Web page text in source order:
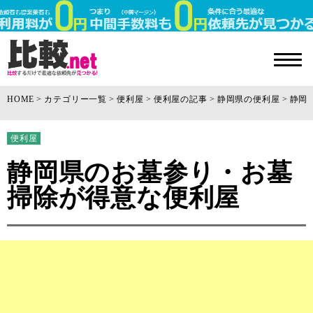
HOME カテゴリー一覧 便利屋 便利屋の記事 静岡県の便利屋 静岡
便利屋
静岡県のお墓参り・お墓
掃除が得意な便利屋